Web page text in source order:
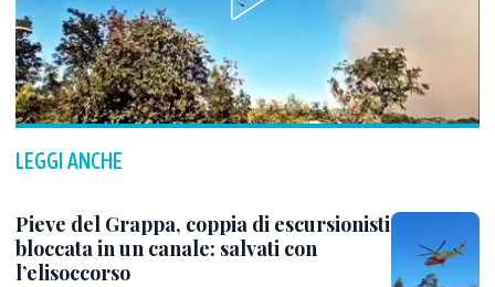
LEGGI ANCHE
Pieve del Grappa, coppia di escursionisti
bloccata in un canale: salvati con
l’elisoccorso